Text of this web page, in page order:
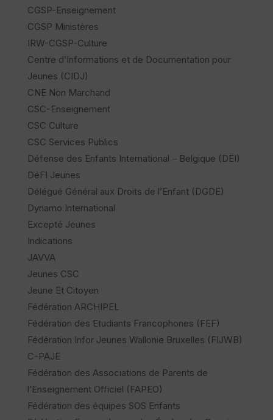
CGSP-Enseignement
CGSP Ministères
IRW-CGSP-Culture
Centre d’Informations et de Documentation pour
Jeunes (CIDJ)
CNE Non Marchand
CSC-Enseignement
CSC Culture
CSC Services Publics
Défense des Enfants International – Belgique (DEI)
DéFI Jeunes
Délégué Général aux Droits de l’Enfant (DGDE)
Dynamo International
Excepté Jeunes
Indications
JAVVA
Jeunes CSC
Jeune Et Citoyen
Fédération ARCHIPEL
Fédération des Etudiants Francophones (FEF)
Fédération Infor Jeunes Wallonie Bruxelles (FIJWB)
C-PAJE
Fédération des Associations de Parents de
l’Enseignement Officiel (FAPEO)
Fédération des équipes SOS Enfants